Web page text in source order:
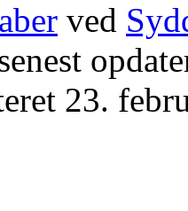
ved
23.